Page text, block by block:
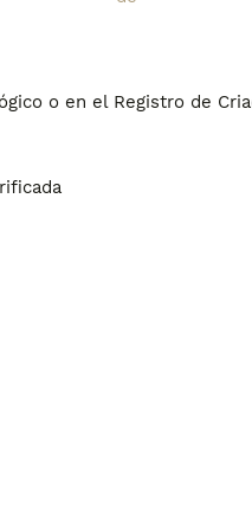
o en el Registro de